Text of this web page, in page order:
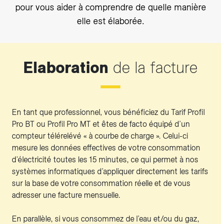
pour vous aider à comprendre de quelle manière
elle est élaborée.
Elaboration de la facture
En tant que professionnel, vous bénéficiez du Tarif Profil
Pro BT ou Profil Pro MT et êtes de facto équipé d’un
compteur télérelévé « à courbe de charge ». Celui-ci
mesure les données effectives de votre consommation
d’électricité toutes les 15 minutes, ce qui permet à nos
systèmes informatiques d’appliquer directement les tarifs
sur la base de votre consommation réelle et de vous
adresser une facture mensuelle.
En parallèle, si vous consommez de l’eau et/ou du gaz,